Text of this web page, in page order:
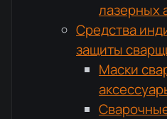
лазерных
Средства
защиты
Маски